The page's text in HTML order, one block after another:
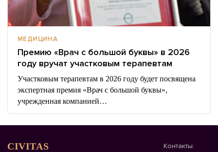
МЕДИЦИНА
Премию «Врач с большой буквы» в 2026
году вручат участковым терапевтам
Участковым терапевтам в 2026 году будет посвящена
экспертная премия «Врач с большой буквы»,
учрежденная компанией…
CIVITAS
Контакты: